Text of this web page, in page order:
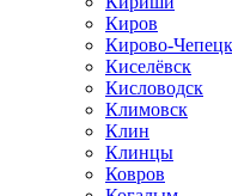
Киров
Кирово-Чепецк
Киселёвск
Кисловодск
Климовск
Клин
Клинцы
Ковров